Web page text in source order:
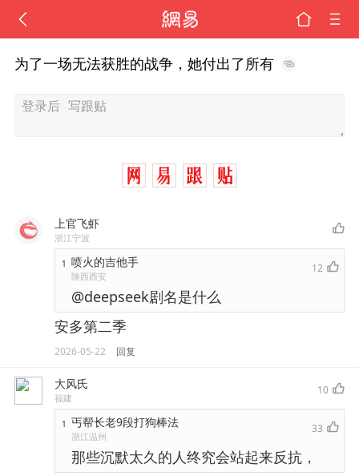
为了一场无法获胜的战争，她付出了所有
上官飞虾
浙江宁波
1 喷火的吉他手
陕西西安
12
@deepseek剧名是什么
安多第二季
2026-05-22 回复
大风氏
福建
10
1 丐帮长老9段打狗棒法
浙江温州
33
那些沉默太久的人终究会站起来反抗，